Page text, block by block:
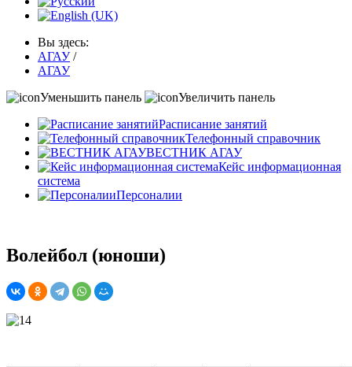
Вы здесь:
АГАУ /
АГАУ
Уменьшить панель
Увеличить панель
Расписание занятий
Телефонный справочник
ВЕСТНИК АГАУ
Кейс информационная
система
Персоналии
Волейбол (юноши)